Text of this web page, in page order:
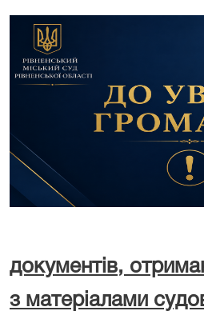
документів,
з матеріалами